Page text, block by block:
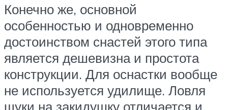
Конечно же, основной
особенностью и одновременно
достоинством снастей этого типа
является дешевизна и простота
конструкции. Для оснастки вообще
не используется удилище. Ловля
щуки на закидушку отличается и